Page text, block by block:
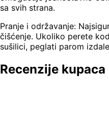
sa svih strana.
Pranje i održavanje:
čišćenje. Ukoliko perete
sušilici, peglati parom
Recenzije kupaca